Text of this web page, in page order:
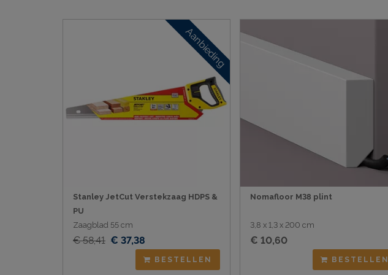
Aanbieding
Stanley JetCut Verstekzaag HDPS &
PU
Zaagblad 55 cm
€ 58,41 € 37,38
BESTELLEN
Nomafloor M38 plint
3,8 x 1,3 x 200 cm
€ 10,60
BESTELLEN